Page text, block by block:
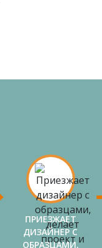
ПРИЕЗЖАЕТ
ДИЗАЙНЕР С
ОБРАЗЦАМИ,